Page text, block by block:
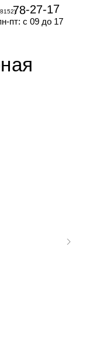
78-27-17
пт: с 09 до 17